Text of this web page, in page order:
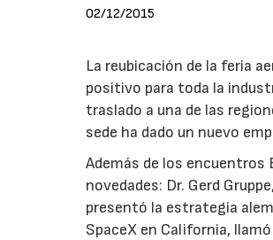
02/12/2015
La reubicación de la feria
positivo para toda la
traslado a una de las
sede ha dado un nuevo
Además de los
novedades: Dr. Gerd
presentó la estrategia
SpaceX en California,